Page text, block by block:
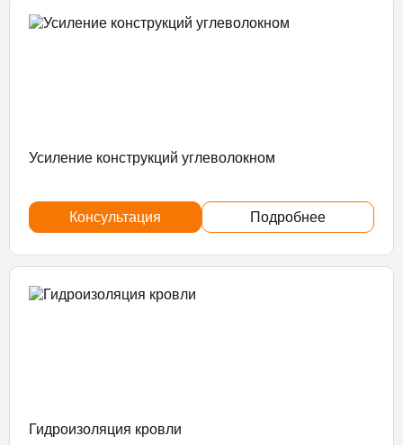
Усиление конструкций углеволокном
Консультация Подробнее
Гидроизоляция кровли